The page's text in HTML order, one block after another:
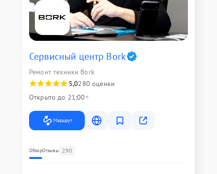
Сервисный центр Bork
Ремонт техники Bork
5,0280 оценки
Открыто до 21:00
Маршрут
ОбзорОтзывы 290